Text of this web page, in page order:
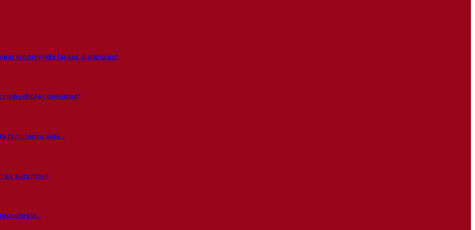
recorriendo largas distancias?
consumen?
facilitan tu vida…
su automovil